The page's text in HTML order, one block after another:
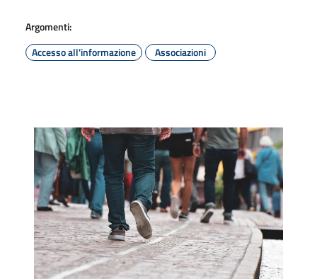
Argomenti:
Accesso all'informazione
Associazioni